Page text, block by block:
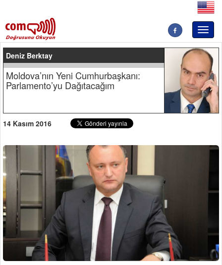
Deniz Berktay
Moldova’nın Yeni Cumhurbaşkanı:
Parlamento’yu Dağıtacağım
14 Kasım 2016